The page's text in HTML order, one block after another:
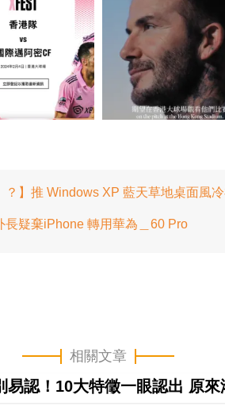
？】推 Windows XP 藍天草地桌面風
疑棄iPhone 轉用華為＿60 Pro
相關文章
易認！10大特徵一眼認出 原來